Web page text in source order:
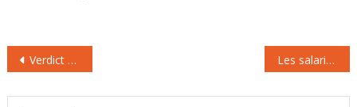
universel des retraites.
Depuis 1990, la
Navigation
de
l’article
Verdict Cour d’appel procès France Telecom/Orange Les salariés d’Orange peuvent s’absenter un an en étant rémunéré